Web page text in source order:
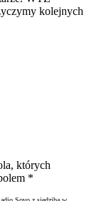
kolejnych
których
*